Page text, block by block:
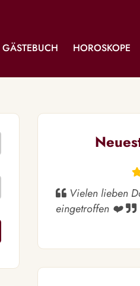
GÄSTEBUCH HOROSKOPE
Vielen lieben
eingetroffen ❤️